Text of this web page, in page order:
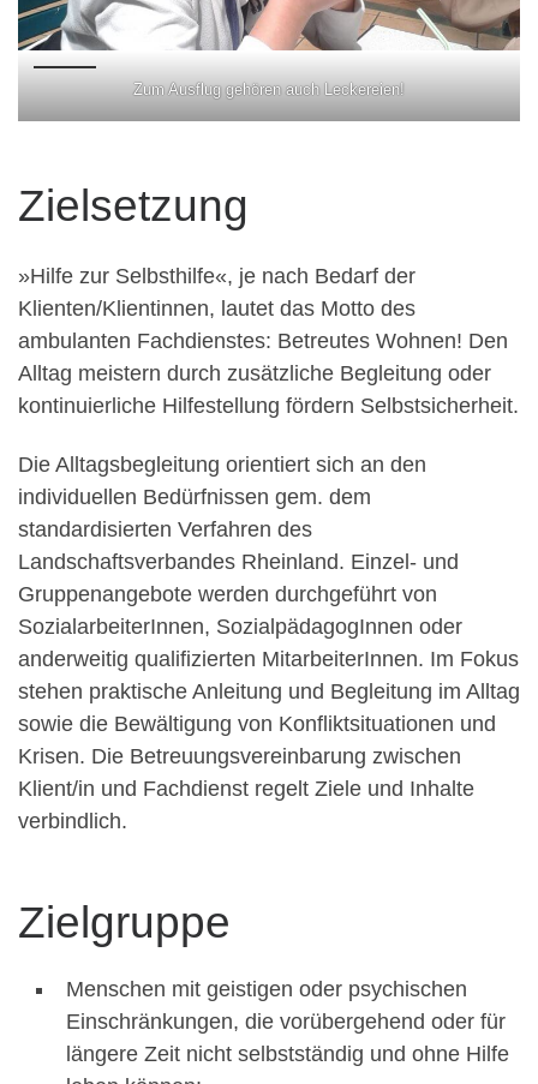
Zum Ausflug gehören auch Leckereien!
Zielsetzung
»Hilfe zur Selbsthilfe«, je nach Bedarf der
Klienten/Klientinnen, lautet das Motto des
ambulanten Fachdienstes: Betreutes Wohnen! Den
Alltag meistern durch zusätzliche Begleitung oder
kontinuierliche Hilfestellung fördern Selbstsicherheit.
Die Alltagsbegleitung orientiert sich an den
individuellen Bedürfnissen gem. dem
standardisierten Verfahren des
Landschaftsverbandes Rheinland. Einzel- und
Gruppenangebote werden durchgeführt von
SozialarbeiterInnen, SozialpädagogInnen oder
anderweitig qualifizierten MitarbeiterInnen. Im Fokus
stehen praktische Anleitung und Begleitung im Alltag
sowie die Bewältigung von Konfliktsituationen und
Krisen. Die Betreuungsvereinbarung zwischen
Klient/in und Fachdienst regelt Ziele und Inhalte
verbindlich.
Zielgruppe
Menschen mit geistigen oder psychischen
Einschränkungen, die vorübergehend oder für
längere Zeit nicht selbstständig und ohne Hilfe